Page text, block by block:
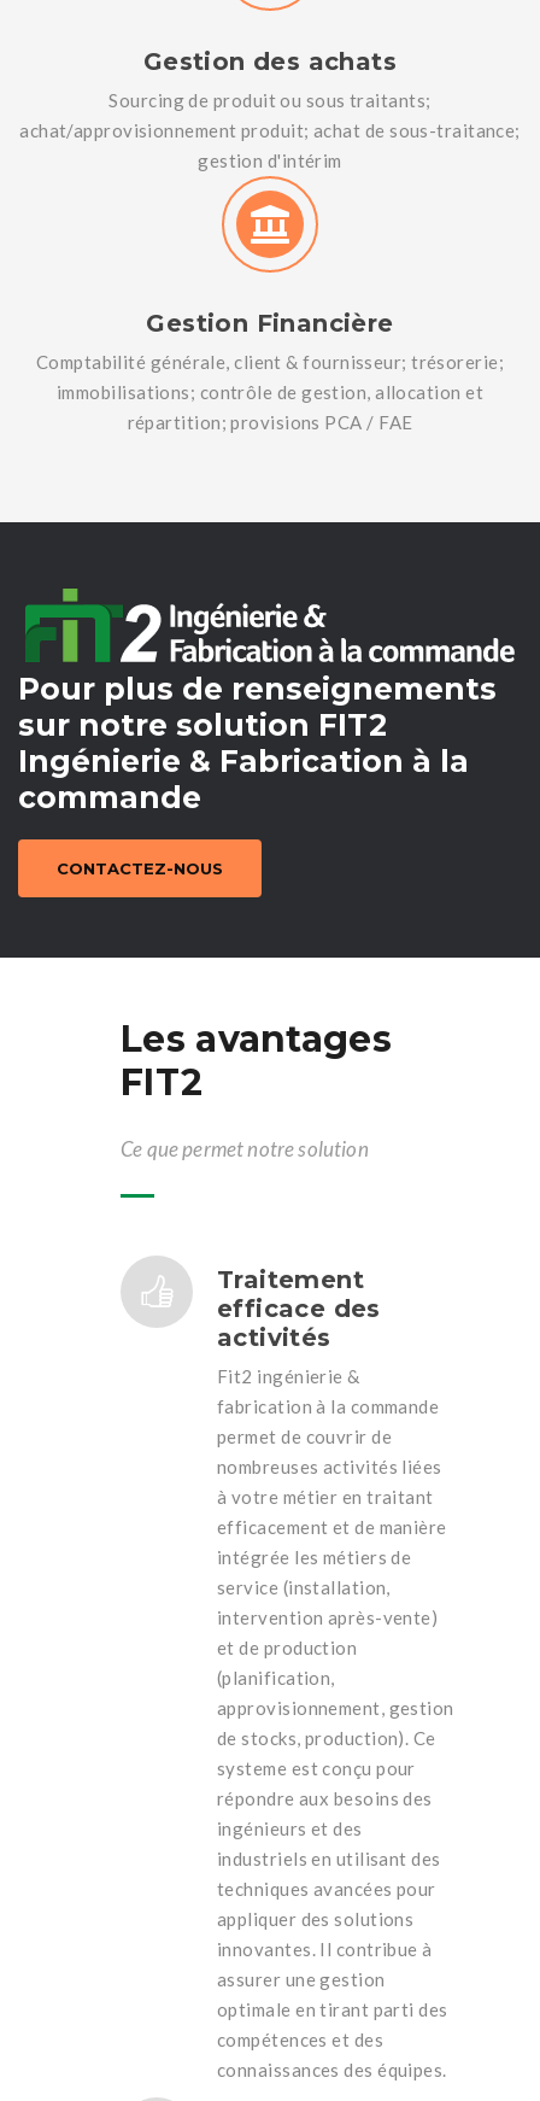
Gestion des achats
Sourcing de produit ou sous traitants;
achat/approvisionnement produit; achat de sous-traitance;
gestion d'intérim
Gestion Financière
Comptabilité générale, client & fournisseur; trésorerie;
immobilisations; contrôle de gestion, allocation et
répartition; provisions PCA / FAE
Pour plus de renseignements
sur notre solution FIT2
Ingénierie & Fabrication à la
commande
CONTACTEZ-NOUS
Les avantages
FIT2
Ce que permet notre solution
Traitement
efficace des
activités
Fit2 ingénierie &
fabrication à la commande
permet de couvrir de
nombreuses activités liées
à votre métier en traitant
efficacement et de manière
intégrée les métiers de
service (installation,
intervention après-vente)
et de production
(planification,
approvisionnement, gestion
de stocks, production). Ce
systeme est conçu pour
répondre aux besoins des
ingénieurs et des
industriels en utilisant des
techniques avancées pour
appliquer des solutions
innovantes. Il contribue à
assurer une gestion
optimale en tirant parti des
compétences et des
connaissances des équipes.